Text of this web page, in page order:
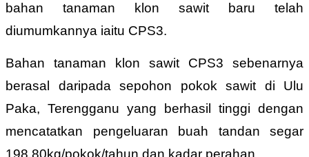
bahan tanaman klon sawit baru telah
diumumkannya iaitu CPS3.
Bahan tanaman klon sawit CPS3 sebenarnya
berasal daripada sepohon pokok sawit di Ulu
Paka, Terengganu yang berhasil tinggi dengan
mencatatkan pengeluaran buah tandan segar
198.80kg/pokok/tahun dan kadar perahan